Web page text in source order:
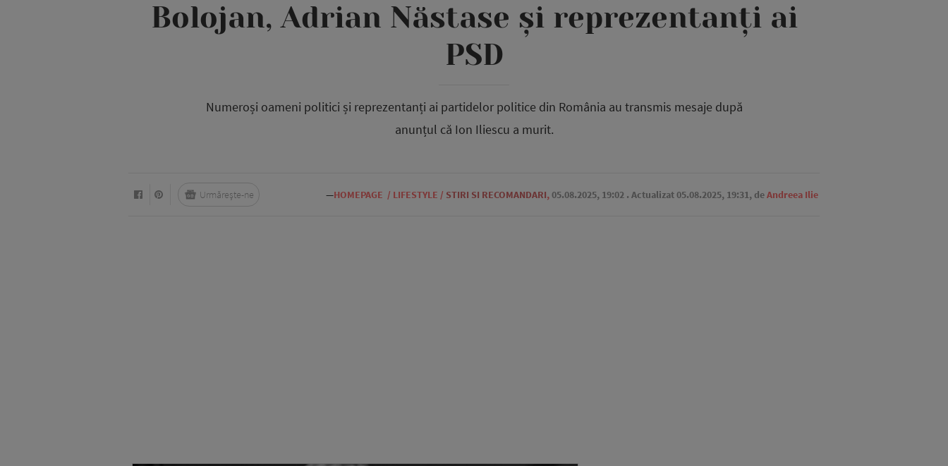
Bolojan, Adrian Năstase și reprezentanți ai
PSD
Numeroși oameni politici și reprezentanți ai partidelor politice din România au transmis mesaje după
anunțul că Ion Iliescu a murit.
—HOMEPAGE / LIFESTYLE / STIRI SI RECOMANDARI,05.08.2025, 19:02 . Actualizat 05.08.2025, 19:31, deAndreea Ilie
Urmărește-ne